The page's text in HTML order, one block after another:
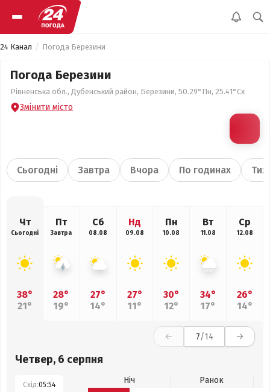
24 Канал Погода Березини
Погода Березини
Рівненська обл., Дубенський район, Березини, 50.29°Пн, 25.41°Сх
Змінити місто
Сьогодні Завтра Вчора По годинах
Чт
Сьогодні
38°
21°
Пт
Завтра
28°
19°
Сб
08.08
27°
14°
Нд
09.08
27°
11°
Пн
10.08
30°
12°
Вт
11.08
34°
17°
Ср
12.08
26°
14°
7/14
Четвер, 6 серпня
Схід:05:54 Ніч
Ранок